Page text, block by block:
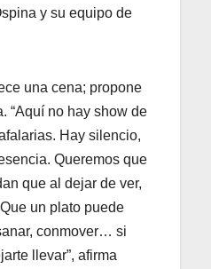
y su equipo de
una cena; propone
“Aquí no hay show de
Hay silencio,
Queremos que
que al dejar de ver,
un plato puede
conmover… si
llevar”, afirma